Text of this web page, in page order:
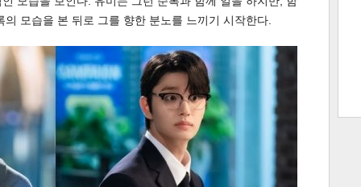
트 크 트 축
모습을 본 뒤로 그를 향한 분노를 느끼기 시작한다.